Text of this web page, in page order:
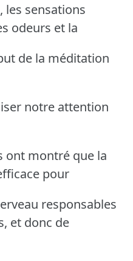
les sensations
odeurs et la
de la méditation
notre attention
ont montré que la
pour
responsables
et donc de